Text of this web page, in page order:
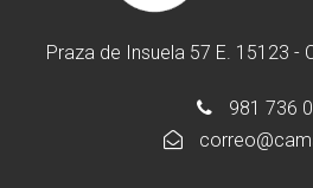
Praza de Insuela 57 E. 15123 -
981 736